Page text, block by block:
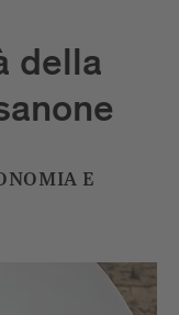
della
E